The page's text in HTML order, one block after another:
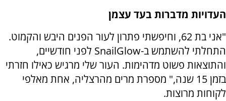
העדויות מדברות בעד עצמן
"
אני בת 62, וחיפשתי פתרון לעור הפנים היבש והקמוט.
התחלתי להשתמש ב-SnailGlow לפני חודשיים,
והתוצאות פשוט מדהימות. העור שלי מרגיש כאילו חזרתי
בזמן 15 שנה," מספרת מרים מהרצליה, אחת מאלפי
לקוחות מרוצות.